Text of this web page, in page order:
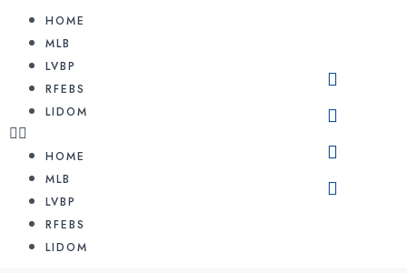
HOME
MLB
LVBP
RFEBS
LIDOM
HOME
MLB
LVBP
RFEBS
LIDOM